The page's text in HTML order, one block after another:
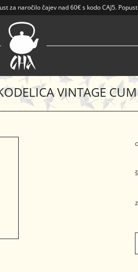
za naročilo čajev nad 60€ s kodo CAJ5.
VINTAGE